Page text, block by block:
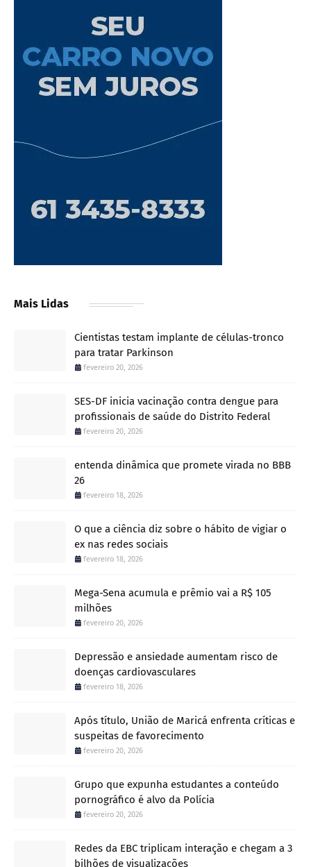
Mais Lidas
Cientistas testam implante de células-tronco
para tratar Parkinson
fevereiro 20, 2026
SES-DF inicia vacinação contra dengue para
profissionais de saúde do Distrito Federal
fevereiro 20, 2026
entenda dinâmica que promete virada no BBB
26
fevereiro 18, 2026
O que a ciência diz sobre o hábito de vigiar o
ex nas redes sociais
fevereiro 18, 2026
Mega-Sena acumula e prêmio vai a R$ 105
milhões
fevereiro 20, 2026
Depressão e ansiedade aumentam risco de
doenças cardiovasculares
fevereiro 18, 2026
Após título, União de Maricá enfrenta críticas e
suspeitas de favorecimento
fevereiro 20, 2026
Grupo que expunha estudantes a conteúdo
pornográfico é alvo da Polícia
fevereiro 20, 2026
Redes da EBC triplicam interação e chegam a 3
bilhões de visualizações